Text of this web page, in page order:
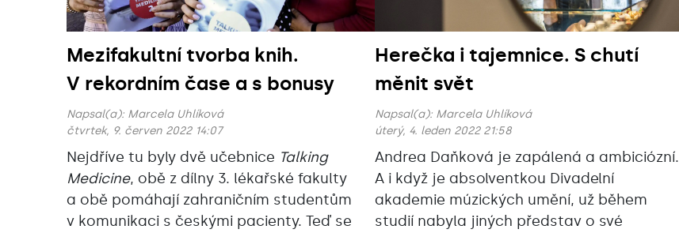
Mezifakultní tvorba knih.
V rekordním čase a s bonusy
Napsal(a): Marcela Uhlíková
čtvrtek, 9. červen 2022 14:07
Nejdříve tu byly dvě učebnice Talking
Medicine, obě z dílny 3. lékařské fakulty
a obě pomáhají zahraničním studentům
v komunikaci s českými pacienty. Teď se
Herečka i tajemnice. S chutí
měnit svět
Napsal(a): Marcela Uhlíková
úterý, 4. leden 2022 21:58
Andrea Daňková je zapálená a ambiciózní.
A i když je absolventkou Divadelní
akademie múzických umění, už během
studií nabyla jiných představ o své